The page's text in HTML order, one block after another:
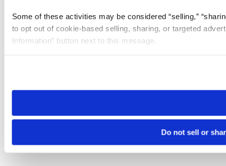
Some of these activities may be considered “selling,”
to opt out of cookie-based selling, sharing, or targeted
Information” button next to this message.
need to be set again.
Do not sell or